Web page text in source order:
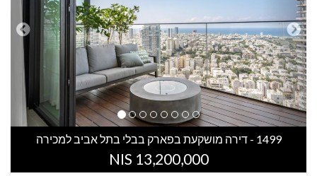
1499 - דירה מושקעת בפארק בבלי בתל אביב למכירה
13,200,000 NIS